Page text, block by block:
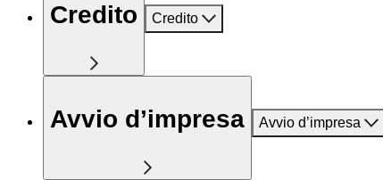
Credito Credito
Avvio d’impresa Avvio d’impresa